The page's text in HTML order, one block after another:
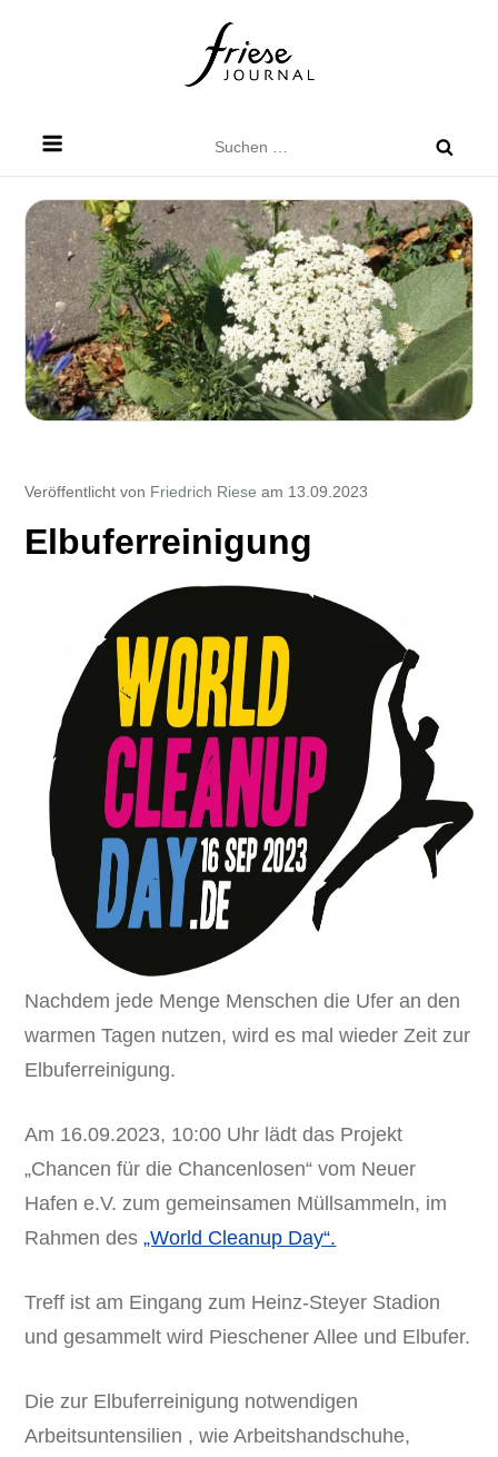
nach:
Veröffentlicht von Friedrich Riese am 13.09.2023
Elbuferreinigung
Nachdem jede Menge Menschen die Ufer an den
warmen Tagen nutzen, wird es mal wieder Zeit zur
Elbuferreinigung.
Am 16.09.2023, 10:00 Uhr lädt das Projekt
„Chancen für die Chancenlosen“ vom Neuer
Hafen e.V. zum gemeinsamen Müllsammeln, im
Rahmen des„World Cleanup Day“.
Treff ist am Eingang zum Heinz-Steyer Stadion
und gesammelt wird Pieschener Allee und Elbufer.
Die zur Elbuferreinigung notwendigen
Arbeitsuntensilien , wie Arbeitshandschuhe,